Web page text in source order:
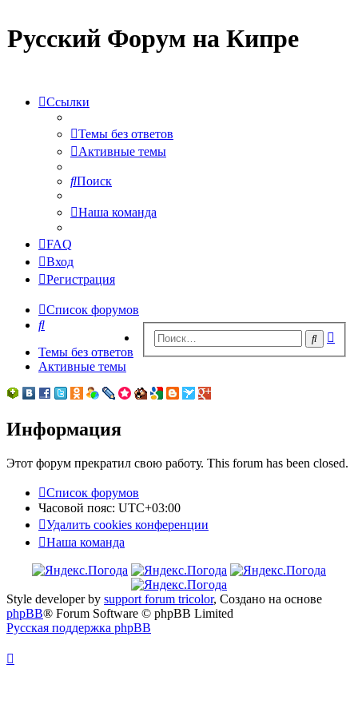
Русский Форум на Кипре
Ссылки
Темы без ответов
Активные темы
Поиск
Наша команда
FAQ
Вход
Регистрация
Список форумов
Поиск
Поиск
Темы без ответов
Активные темы
Информация
Этот форум прекратил свою работу. This forum has been closed.
Список форумов
Часовой пояс: UTC+03:00
Удалить cookies конференции
Наша команда
Style developer by support forum tricolor, Создано на основе
phpBB® Forum Software © phpBB Limited
Русская поддержка phpBB